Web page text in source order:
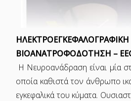
ΗΛΕΚΤΡΟΕΓΚΕΦΑΛΟΓΡΑΦΙΚΗ
ΒΙΟΑΝΑΤΡΟΦΟΔΟΤΗΣΗ –
Η Νευροανάδραση είναι μία
οποία καθιστά τον άνθρωπο
εγκεφαλικά του κύματα.